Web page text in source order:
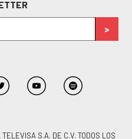
S.A. DE C.V. TODOS LOS